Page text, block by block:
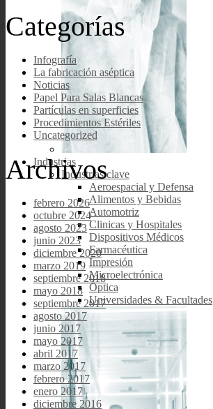
Industrias
Industrias clave
Aeroespacial y Defensa
Alimentos y Bebidas
Automotriz
Clinicas y Hospitales
Dispositivos Médicos
Farmacéutica
Impresión
Microelectrónica
Óptica
Universidades & Facultades
Categorías
Infografía
La fabricación aséptica
Noticias
Papel Para Salas Blancas
Partículas en superficies
Procedimientos Estériles
Uncategorized
Archivos
febrero 2026
octubre 2024
agosto 2023
junio 2023
diciembre 2020
marzo 2019
septiembre 2018
mayo 2018
septiembre 2017
agosto 2017
junio 2017
mayo 2017
abril 2017
marzo 2017
febrero 2017
enero 2017
diciembre 2016